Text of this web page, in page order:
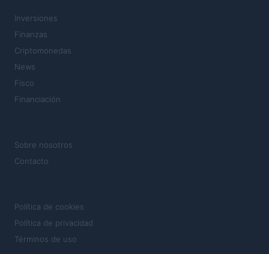
Inversiones
Finanzas
Criptomonedas
News
Fisco
Financiación
Sobre nosotros
Contacto
Política de cookies
Política de privacidad
Términos de uso